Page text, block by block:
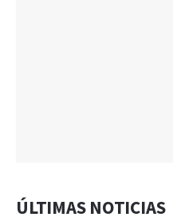
ÚLTIMAS NOTICIAS